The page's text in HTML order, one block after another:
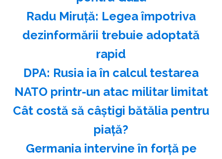
Radu Miruţă: Legea împotriva
dezinformării trebuie adoptată
rapid
DPA: Rusia ia în calcul testarea
NATO printr-un atac militar limitat
Cât costă să câștigi bătălia pentru
piață?
Germania intervine în forță pe